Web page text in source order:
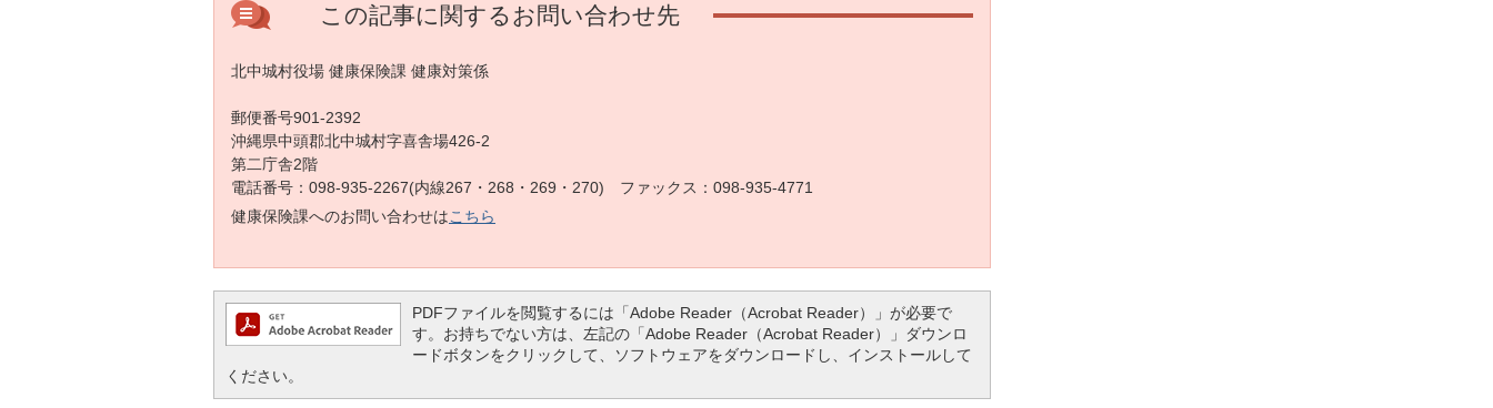
この記事に関するお問い合わせ先
北中城村役場 健康保険課 健康対策係
郵便番号901-2392
沖縄県中頭郡北中城村字喜舎場426-2
第二庁舎2階
電話番号：098-935-2267(内線267・268・269・270) ファックス：098-935-4771
健康保険課へのお問い合わせはこちら
PDFファイルを閲覧するには「Adobe Reader（Acrobat Reader）」が必要で
す。お持ちでない方は、左記の「Adobe Reader（Acrobat Reader）」ダウンロ
ードボタンをクリックして、ソフトウェアをダウンロードし、インストールして
ください。